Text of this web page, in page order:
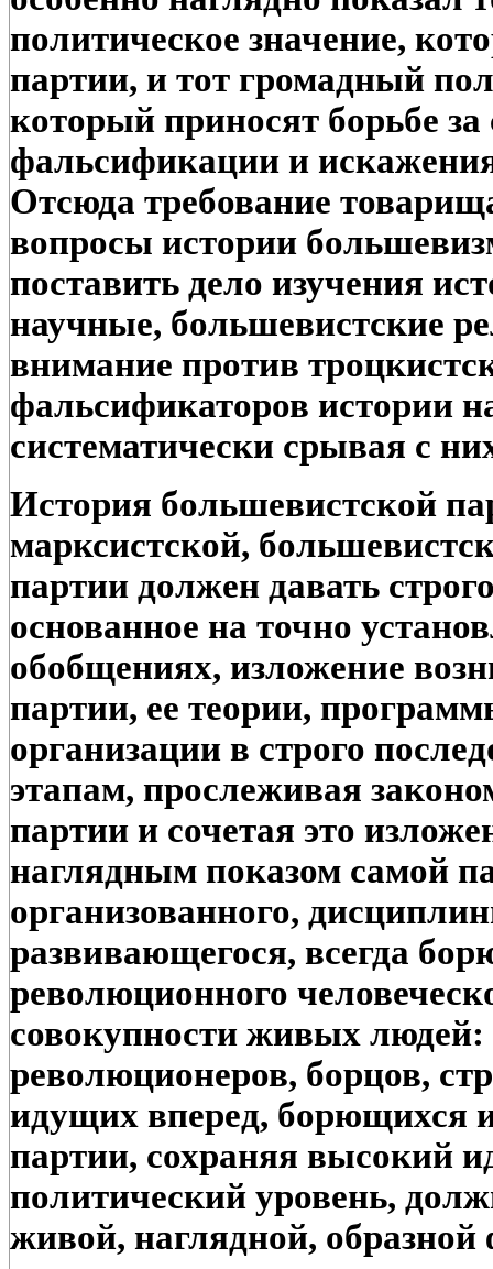
политическое значение,
партии, и тот громадный
который приносят борьбе
фальсификации и
Отсюда требование
вопросы истории
поставить дело изучения
научные, большевистские
внимание против
фальсификаторов истории
систематически срывая с
История большевистской
марксистской,
партии должен давать
основанное на точно
обобщениях, изложение
партии, ее теории,
организации в строго
этапам, прослеживая
партии и сочетая это
наглядным показом самой
организованного,
развивающегося, всегда
революционного
совокупности живых людей:
революционеров, борцов,
идущих вперед, борющихся
партии, сохраняя высокий
политический уровень,
живой, наглядной, образной